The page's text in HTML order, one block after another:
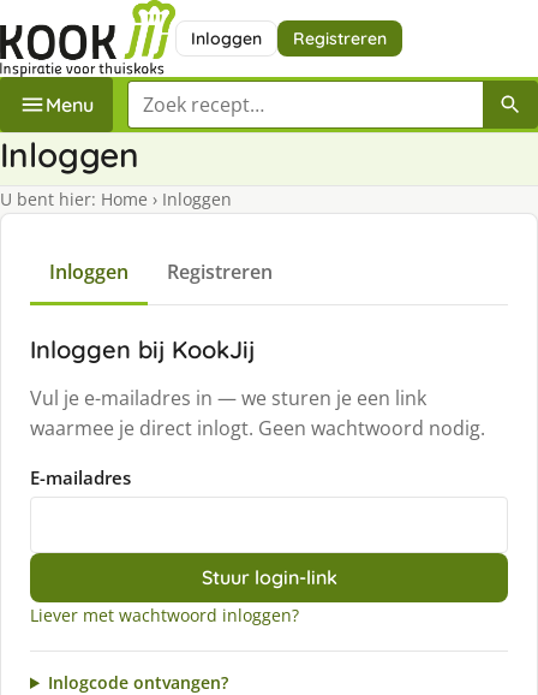
Inloggen Registreren
Menu Zoek een recept
Inloggen
U bent hier: Home › Inloggen
Inloggen Registreren
Inloggen bij KookJij
Vul je e-mailadres in — we sturen je een link
waarmee je direct inlogt. Geen wachtwoord nodig.
E-mailadres
Stuur login-link
Liever met wachtwoord inloggen?
Inlogcode ontvangen?